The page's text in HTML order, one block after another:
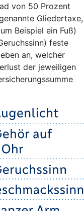
von 50 Prozent
Gliedertaxe,
Beispiel ein Fuß)
feste
an, welcher
der jeweiligen